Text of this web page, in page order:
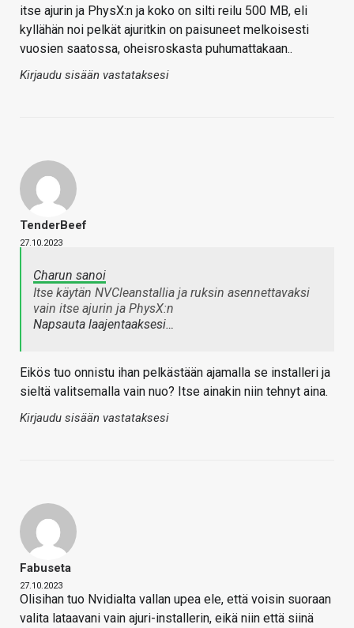
itse ajurin ja PhysX:n ja koko on silti reilu 500 MB, eli
kyllähän noi pelkät ajuritkin on paisuneet melkoisesti
vuosien saatossa, oheisroskasta puhumattakaan..
Kirjaudu sisään vastataksesi
TenderBeef
27.10.2023
Charun sanoi
Itse käytän NVCleanstallia ja ruksin asennettavaksi
vain itse ajurin ja PhysX:n
Napsauta laajentaaksesi…
Eikös tuo onnistu ihan pelkästään ajamalla se installeri ja
sieltä valitsemalla vain nuo? Itse ainakin niin tehnyt aina.
Kirjaudu sisään vastataksesi
Fabuseta
27.10.2023
Olisihan tuo Nvidialta vallan upea ele, että voisin suoraan
valita lataavani vain ajuri-installerin, eikä niin että siinä